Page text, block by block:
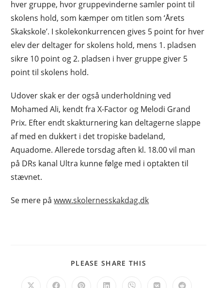
hver gruppe, hvor gruppevinderne samler point til
skolens hold, som kæmper om titlen som ‘Årets
Skakskole’. I skolekonkurrencen gives 5 point for hver
elev der deltager for skolens hold, mens 1. pladsen
sikre 10 point og 2. pladsen i hver gruppe giver 5
point til skolens hold.
Udover skak er der også underholdning ved
Mohamed Ali, kendt fra X-Factor og Melodi Grand
Prix. Efter endt skakturnering kan deltagerne slappe
af med en dukkert i det tropiske badeland,
Aquadome. Allerede torsdag aften kl. 18.00 vil man
på DRs kanal Ultra kunne følge med i optakten til
stævnet.
Se mere påwww.skolernesskakdag.dk
PLEASE SHARE THIS